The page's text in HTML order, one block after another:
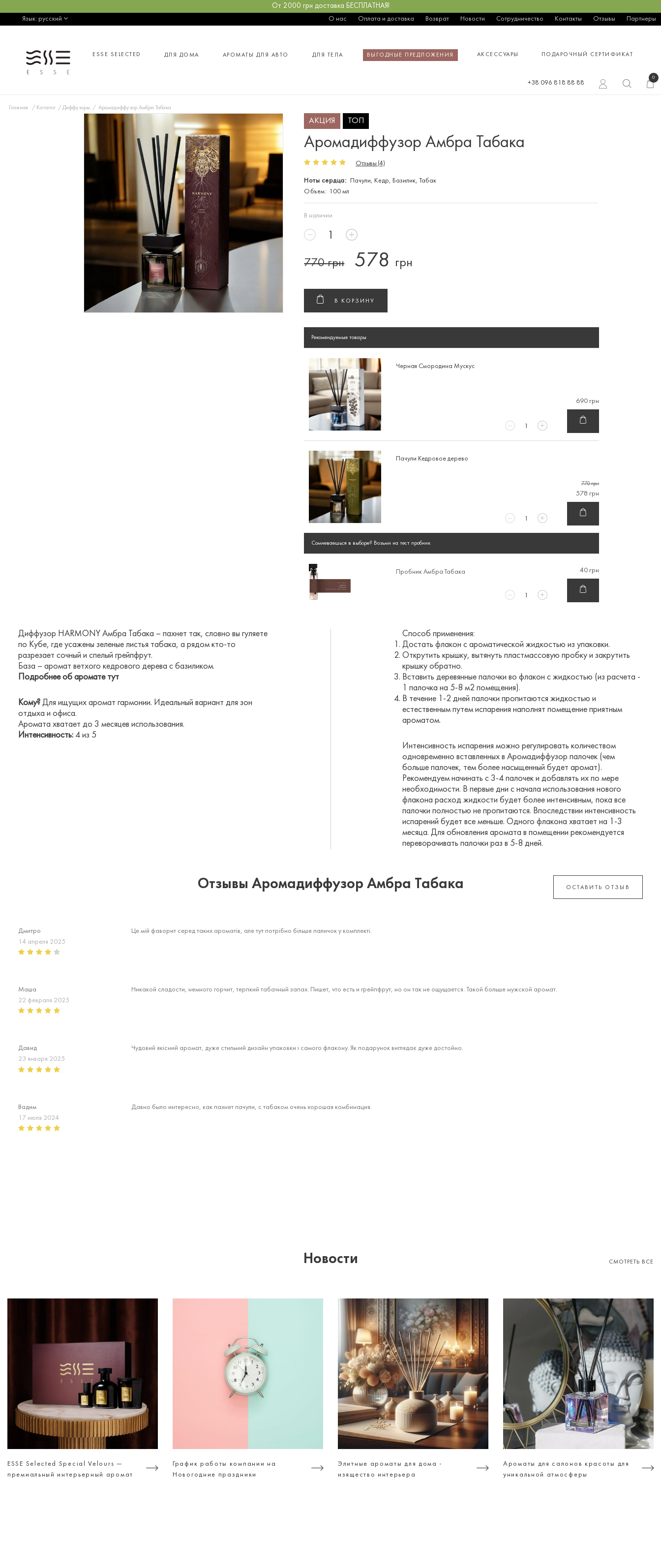
От 2000 грн доставка БЕСПЛАТНАЯ!
Язык: русский О нас Оплата и доставка Возврат Новости Сотрудничество Контакты Отзывы Партнеры
ESSE SELECTED ДЛЯ ДОМА АРОМАТЫ ДЛЯ АВТО ДЛЯ ТЕЛА ВЫГОДНЫЕ ПРЕДЛОЖЕНИЯ АКСЕССУАРЫ ПОДАРОЧНЫЙ СЕРТИФИКАТ
+38 096 818 88 88
0
Главная Каталог Диффузоры Аромадиффузор Амбра Табака
АКЦИЯ ТОП
Аромадиффузор Амбра Табака
Отзывы (4)
Ноты сердца:
Пачули, Кедр, Базилик, Табак
Объем:
100 мл
В наличии
770грн 578 грн
В КОРЗИНУ
Рекомендуемые товары
Черная Смородина Мускус
690 грн
Пачули Кедровое дерево
770 грн
578 грн
Сомневаешься в выборе? Возьми на тест пробник
Пробник Амбра Табака 40 грн
Диффузор HARMONY Амбра Табака – пахнет так, словно вы гуляете
по Кубе, где усажены зеленые листья табака, а рядом кто-то
разрезает сочный и спелый грейпфрут.
База – аромат ветхого кедрового дерева с базиликом.
Подробнее об аромате тут
Кому? Для ищущих аромат гармонии. Идеальный вариант для зон
отдыха и офиса.
Аромата хватает до 3 месяцев использования.
Интенсивность: 4 из 5
Способ применения:
Достать флакон с ароматической жидкостью из упаковки.
Открутить крышку, вытянуть пластмассовую пробку и закрутить
крышку обратно.
Вставить деревянные палочки во флакон с жидкостью (из расчета -
1 палочка на 5-8 м2 помещения).
В течение 1-2 дней палочки пропитаются жидкостью и
естественным путем испарения наполнят помещение приятным
ароматом.
Интенсивность испарения можно регулировать количеством
одновременно вставленных в Аромадиффузор палочек (чем
больше палочек, тем более насыщенный будет аромат).
Рекомендуем начинать с 3-4 палочек и добавлять их по мере
необходимости. В первые дни с начала использования нового
флакона расход жидкости будет более интенсивным, пока все
палочки полностью не пропитаются. Впоследствии интенсивность
испарений будет все меньше. Одного флакона хватает на 1-3
месяца. Для обновления аромата в помещении рекомендуется
переворачивать палочки раз в 5-8 дней.
Отзывы Аромадиффузор Амбра Табака ОСТАВИТЬ ОТЗЫВ
Дмитро
14 апреля 2025
Це мій фаворит серед таких ароматів, але тут потрібно більше паличок у комплекті.
Маша
22 февраля 2025
Никакой сладости, немного горчит, терпкий табачный запах. Пишет, что есть и грейпфрут, но он так не ощущается. Такой больше мужской аромат.
Давид
23 января 2025
Чудовий якісний аромат, дуже стильний дизайн упаковки і самого флакону. Як подарунок виглядає дуже достойно.
Вадим
17 июля 2024
Давно было интересно, как пахнет пачули, с табаком очень хорошая комбинация.
Новости СМОТРЕТЬ ВСЕ
ESSE Selected Special Velours —
премиальный интерьерный аромат
График работы компании на
Новогодние праздники
Элитные ароматы для дома -
изящество интерьера
Ароматы для салонов красоты для
уникальной атмосферы